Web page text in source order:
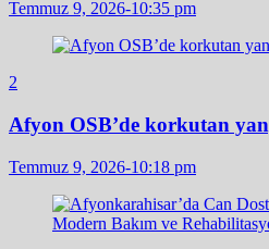
Temmuz 9, 2026-10:35 pm
2
Afyon OSB’de korkutan
Temmuz 9, 2026-10:18 pm